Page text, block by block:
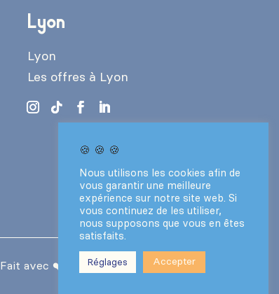
Lyon
Lyon
Les offres à Lyon
Fait avec ❤️ par leCollectif Vantaa
🍪 🍪 🍪
Nous utilisons les cookies afin de
vous garantir une meilleure
expérience sur notre site web. Si
vous continuez de les utiliser,
nous supposons que vous en êtes
satisfaits.
Réglages Accepter